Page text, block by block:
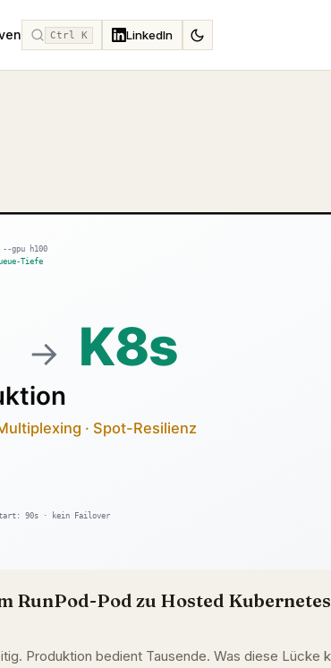
Ctrl K LinkedIn
RunPod-Pod zu Hosted Kubernetes
Produktion bedient Tausende. Was diese Lücke